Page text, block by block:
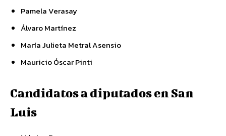
Pamela Verasay
Álvaro Martínez
María Julieta Metral Asensio
Mauricio Óscar Pinti
Candidatos a diputados en San
Luis